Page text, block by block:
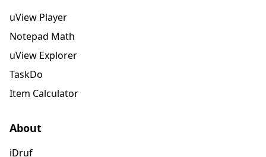
uView Player
Notepad Math
uView Explorer
TaskDo
Item Calculator
About
iDruf